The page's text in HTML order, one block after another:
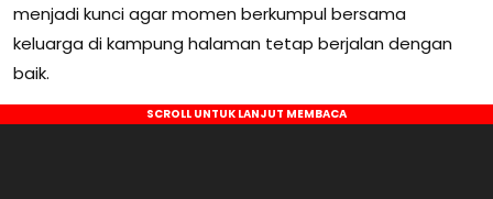
menjadi kunci agar momen berkumpul bersama
keluarga di kampung halaman tetap berjalan dengan
baik.